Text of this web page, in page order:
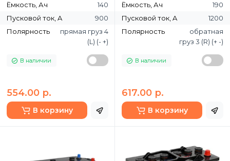
Ёмкость, Ач
140
Пусковой ток, A
900
Полярность
прямая груз 4
(L) (- +)
В наличии
554.00 р.
В корзину
Ёмкость, Ач
190
Пусковой ток, A
1200
Полярность
обратная
груз 3 (R) (+ -)
В наличии
617.00 р.
В корзину